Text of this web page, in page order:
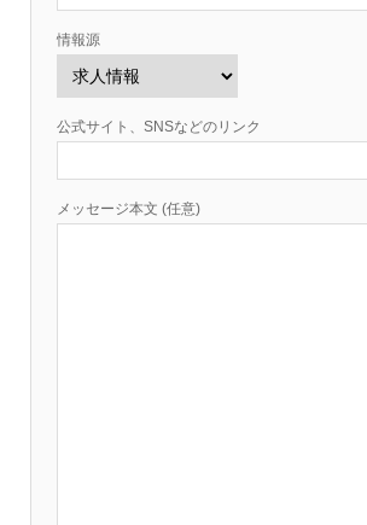
情報源
公式サイト、SNSなどのリンク
メッセージ本文 (任意)